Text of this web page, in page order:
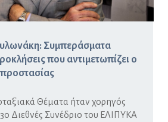
Συμπεράσματα
που αντιμετωπίζει ο
Θέματα ήταν χορηγός
Διεθνές Συνέδριο του ΕΛΙΠΥΚΑ